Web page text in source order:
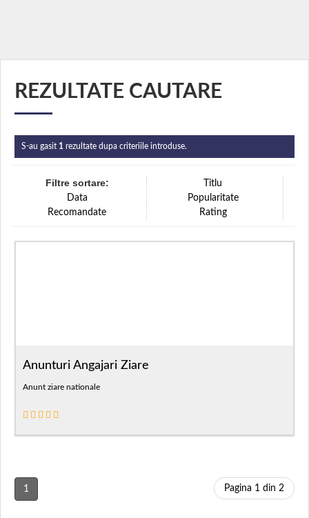
REZULTATE CAUTARE
S-au gasit 1 rezultate dupa criteriile introduse.
Filtre sortare:
Titlu
Data
Popularitate
Recomandate
Rating
Anunturi Angajari Ziare
Anunt ziare nationale
1 Pagina 1 din 2